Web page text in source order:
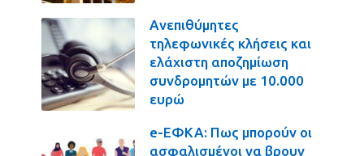
Ανεπιθύμητες
τηλεφωνικές κλήσεις και
ελάχιστη αποζημίωση
συνδρομητών με 10.000
ευρώ
e-ΕΦΚΑ: Πως μπορούν οι
ασφαλισμένοι να βρουν